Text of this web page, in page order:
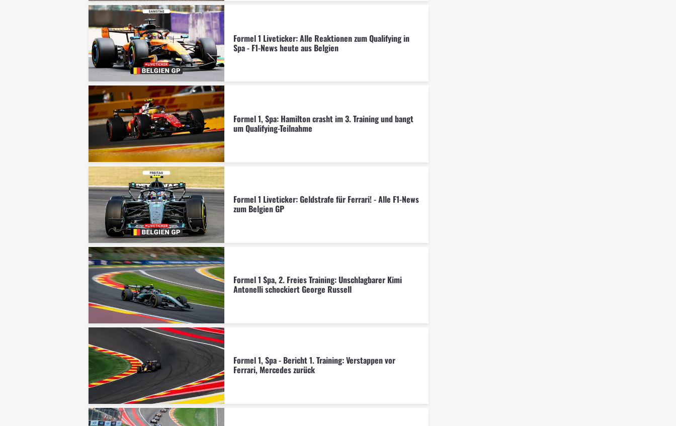
Formel 1 Liveticker: Alle Reaktionen zum Qualifying in
Spa - F1-News heute aus Belgien
Formel 1, Spa: Hamilton crasht im 3. Training und bangt
um Qualifying-Teilnahme
Formel 1 Liveticker: Geldstrafe für Ferrari! - Alle F1-News
zum Belgien GP
Formel 1 Spa, 2. Freies Training: Unschlagbarer Kimi
Antonelli schockiert George Russell
Formel 1, Spa - Bericht 1. Training: Verstappen vor
Ferrari, Mercedes zurück